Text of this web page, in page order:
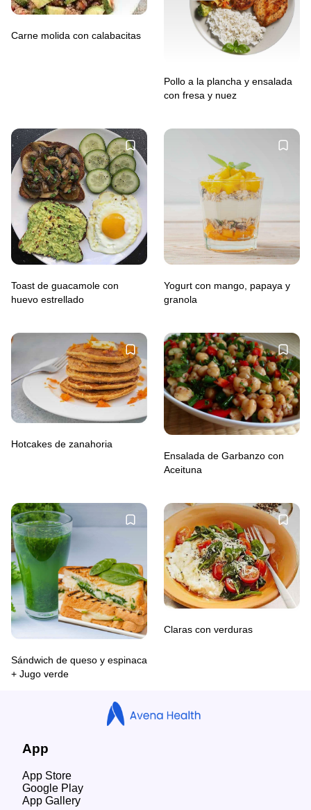
Carne molida con calabacitas
Pollo a la plancha y ensalada
con fresa y nuez
Toast de guacamole con
huevo estrellado
Yogurt con mango, papaya y
granola
Hotcakes de zanahoria
Ensalada de Garbanzo con
Aceituna
Sándwich de queso y espinaca
+ Jugo verde
Claras con verduras
App
App Store
Google Play
App Gallery